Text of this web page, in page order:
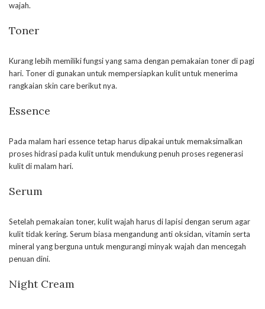
wajah.
Toner
Kurang lebih memiliki fungsi yang sama dengan pemakaian toner di pagi
hari. Toner di gunakan untuk mempersiapkan kulit untuk menerima
rangkaian skin care berikut nya.
Essence
Pada malam hari essence tetap harus dipakai untuk memaksimalkan
proses hidrasi pada kulit untuk mendukung penuh proses regenerasi
kulit di malam hari.
Serum
Setelah pemakaian toner, kulit wajah harus di lapisi dengan serum agar
kulit tidak kering. Serum biasa mengandung anti oksidan, vitamin serta
mineral yang berguna untuk mengurangi minyak wajah dan mencegah
penuan dini.
Night Cream